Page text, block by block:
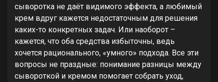
сыворотка не даёт видимого эффекта, а любимый
крем вдруг кажется недостаточным для решения
каких-то конкретных задач. Или наоборот –
кажется, что оба средства избыточны, ведь
хочется рационального, «умного» подхода. Все эти
вопросы не праздные: понимание разницы между
сывороткой и кремом помогает собрать уход,